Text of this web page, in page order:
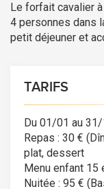
Le forfait cavalier
4 personnes dans
petit déjeuner et
TARIFS
Du 01/01 au
Repas : 30 €
plat, dessert
Menu enfant 15
Nuitée : 95 €